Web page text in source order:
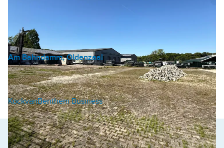
Am Bahndamm, Oldenzaal
Verhard buitenterrein
€ 1.750 /mnd
KockvanBenthem Business
Altijd als eerste op de hoogte van het nieuwste aanbod?